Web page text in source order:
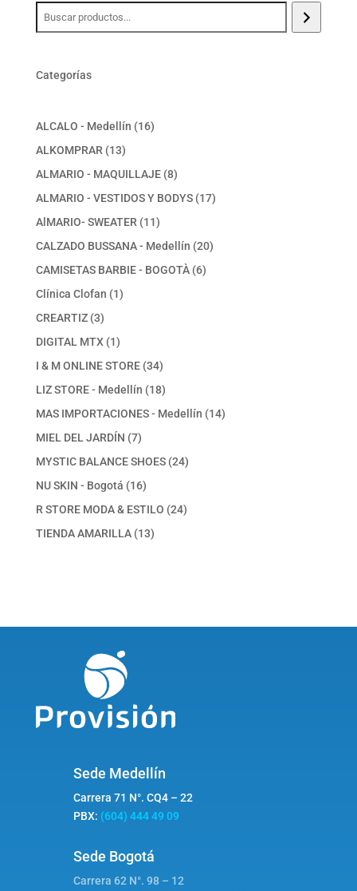
Categorías
ALCALO - Medellín 1616
ALKOMPRAR 1313
productos
ALMARIO - MAQUILLAJE 88
productos
ALMARIO - VESTIDOS Y BODYS 1717
AlMARIO- SWEATER 1111
productos
CALZADO BUSSANA - Medellín 2020
CAMISETAS BARBIE - BOGOTÀ 66
Clínica Clofan 11
CREARTIZ 33
productos
DIGITAL MTX 11
producto
I & M ONLINE STORE 3434
productos
LIZ STORE - Medellín 1818
productos
MAS IMPORTACIONES - Medellín 1414
MIEL DEL JARDÍN 77
productos
MYSTIC BALANCE SHOES 2424
NU SKIN - Bogotá 1616
productos
R STORE MODA & ESTILO 2424
TIENDA AMARILLA 1313
Sede Medellín
Carrera 71 N°. CQ4 – 22
PBX: (604) 444 49 09
Sede Bogotá
Carrera 62 N°. 98 – 12